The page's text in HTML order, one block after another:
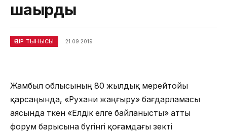
шақырды
ӨҢІР ТЫНЫСЫ 21.09.2019
Жамбыл облысының 80 жылдық мерейтойы
қарсаңында, «Рухани жаңғыру» бағдарламасы
аясында өткен «Елдік елге байланысты» атты
форум барысына бүгінгі қоғамдағы өзекті